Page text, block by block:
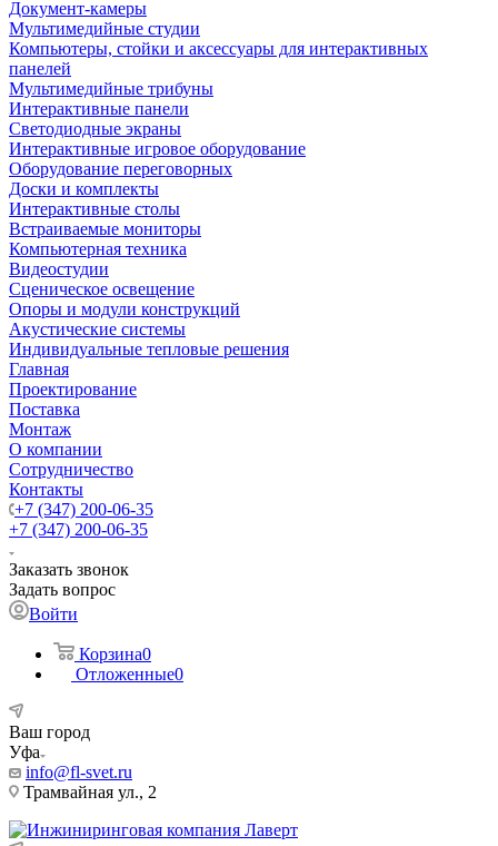
Документ-камеры
Мультимедийные студии
Компьютеры, стойки и аксессуары для интерактивных
панелей
Мультимедийные трибуны
Интерактивные панели
Светодиодные экраны
Интерактивные игровое оборудование
Оборудование переговорных
Доски и комплекты
Интерактивные столы
Встраиваемые мониторы
Компьютерная техника
Видеостудии
Cценическое освещение
Опоры и модули конструкций
Акустические системы
Индивидуальные тепловые решения
Главная
Проектирование
Поставка
Монтаж
О компании
Сотрудничество
Контакты
+7 (347) 200-06-35
+7 (347) 200-06-35
Заказать звонок
Задать вопрос
Войти
Корзина0
Отложенные0
Ваш город
Уфа
info@fl-svet.ru
Трамвайная ул., 2